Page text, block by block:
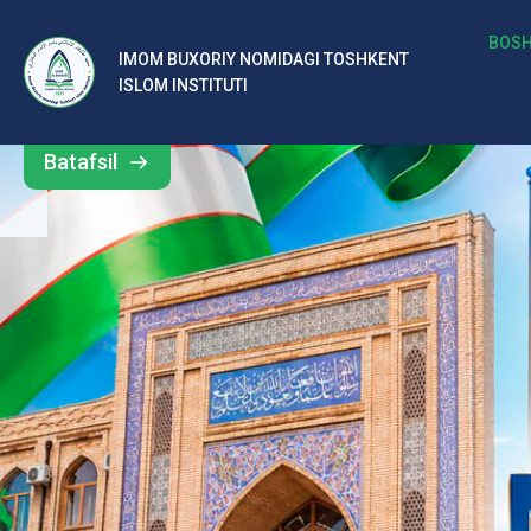
IMOM BUXORIY NOMIDAGI TOSHKENT
ISLOM INSTITUTI
b
al
ar
o‘
rt
a
si
d
Barcha
yangiliklar
Batafsil